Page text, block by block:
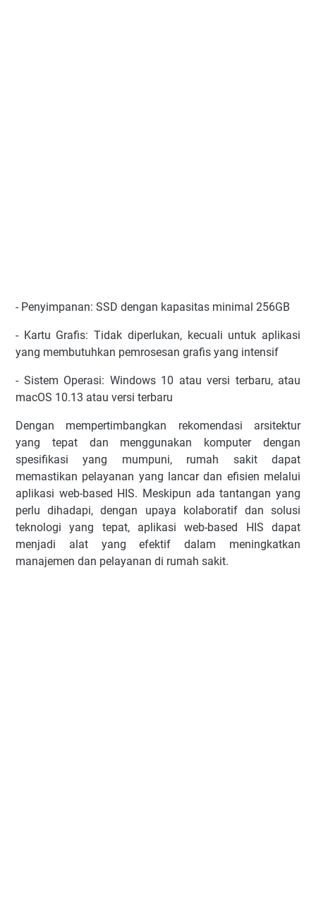
- Penyimpanan: SSD dengan kapasitas minimal 256GB
- Kartu Grafis: Tidak diperlukan, kecuali untuk aplikasi
yang membutuhkan pemrosesan grafis yang intensif
- Sistem Operasi: Windows 10 atau versi terbaru, atau
macOS 10.13 atau versi terbaru
Dengan mempertimbangkan rekomendasi arsitektur
yang tepat dan menggunakan komputer dengan
spesifikasi yang mumpuni, rumah sakit dapat
memastikan pelayanan yang lancar dan efisien melalui
aplikasi web-based HIS. Meskipun ada tantangan yang
perlu dihadapi, dengan upaya kolaboratif dan solusi
teknologi yang tepat, aplikasi web-based HIS dapat
menjadi alat yang efektif dalam meningkatkan
manajemen dan pelayanan di rumah sakit.